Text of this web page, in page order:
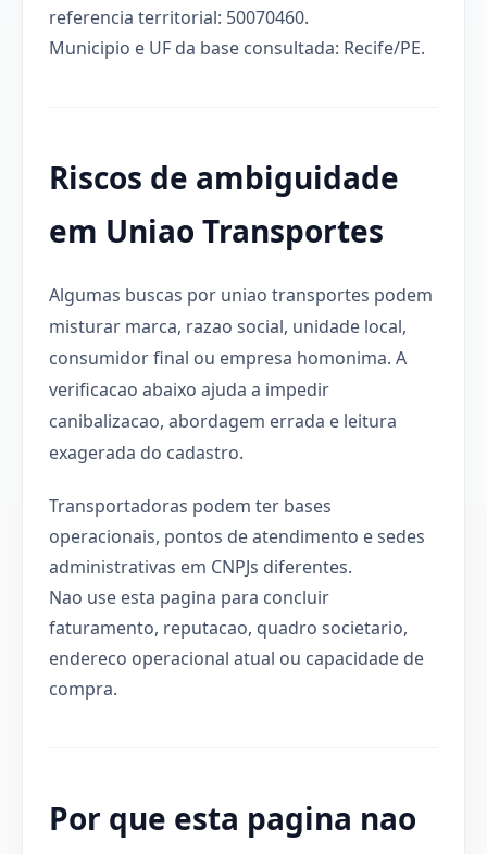
referencia territorial: 50070460.
Municipio e UF da base consultada: Recife/PE.
Riscos de ambiguidade
em Uniao Transportes
Algumas buscas por uniao transportes podem
misturar marca, razao social, unidade local,
consumidor final ou empresa homonima. A
verificacao abaixo ajuda a impedir
canibalizacao, abordagem errada e leitura
exagerada do cadastro.
Transportadoras podem ter bases
operacionais, pontos de atendimento e sedes
administrativas em CNPJs diferentes.
Nao use esta pagina para concluir
faturamento, reputacao, quadro societario,
endereco operacional atual ou capacidade de
compra.
Por que esta pagina nao